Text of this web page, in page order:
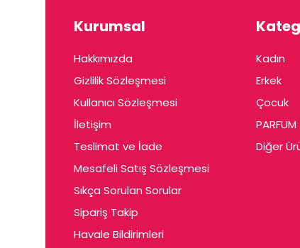
Kurumsal
Hakkımızda
Gizlilik Sözleşmesi
Kullanıcı Sözleşmesi
İletişim
Teslimat ve İade
Mesafeli Satış Sözleşmesi
Sıkça Sorulan Sorular
Sipariş Takip
Havale Bildirimleri
Kadın
Erkek
Çocuk
PARFUM
Diğer